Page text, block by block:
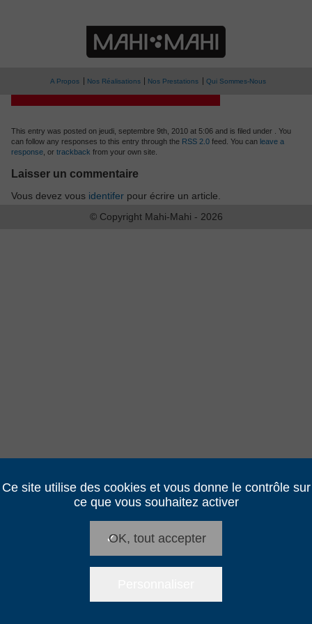
A Propos Nos Réalisations Nos Prestations Qui Sommes-Nous
This entry was posted on jeudi, septembre 9th, 2010 at 5:06 and is filed under . You
can follow any responses to this entry through the RSS 2.0feed. You can leave a
response, or trackback from your own site.
Laisser un commentaire
Vous devez vous identiferpour écrire un article.
© Copyright Mahi-Mahi - 2026
Ce site utilise des cookies et vous donne le contrôle sur
ce que vous souhaitez activer
✓
OK, tout accepter